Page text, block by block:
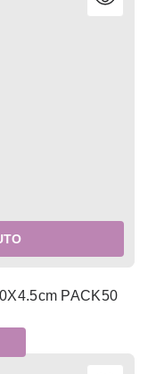
PACK50